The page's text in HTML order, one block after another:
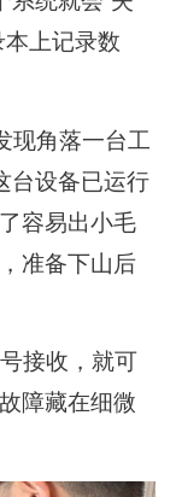
本上记录数
现角落一台工
台设备已运行
容易出小毛
准备下山后
接收，就可
障藏在细微